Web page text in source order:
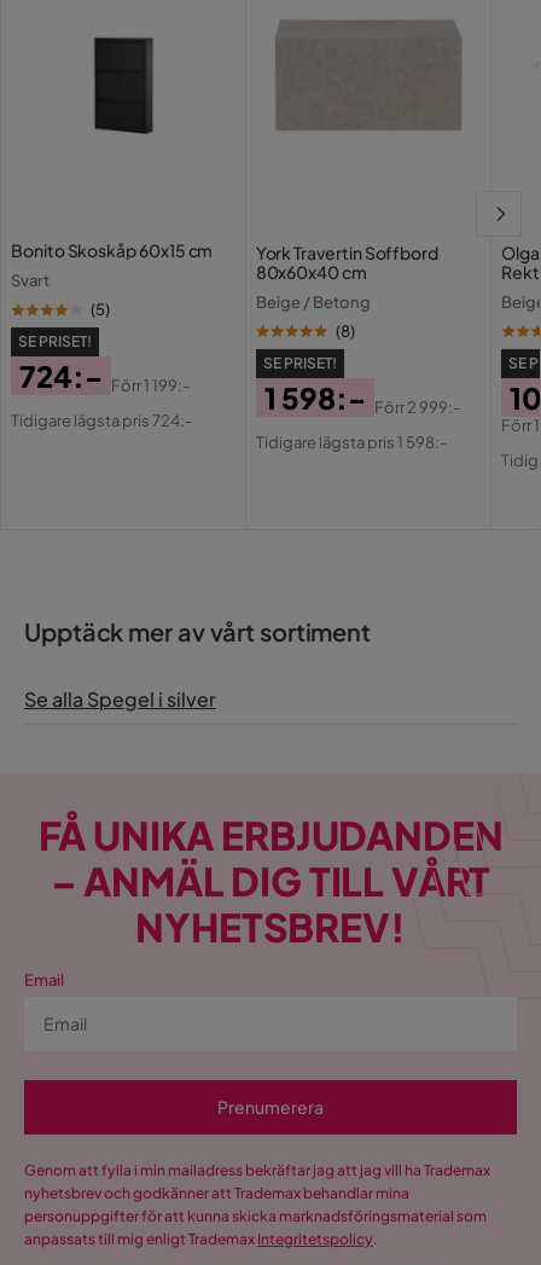
Bonito Skoskåp 60x15 cm
Svart
(5)
SE PRISET!
Pris
724:-
Original
Förr1 199:-
Tidigare lägsta pris 724:-
York Travertin Soffbord
80x60x40 cm
Beige / Betong
(8)
SE PRISET!
Pris
1 598:-
Original
Förr2 999:-
Tidigare lägsta pris 1 598:-
SE
Förr
Upptäck mer av vårt sortiment
Se alla Spegel i silver
FÅ UNIKA ERBJUDANDEN
– ANMÄL DIG TILL VÅRT
NYHETSBREV!
Email
Prenumerera
Genom att fylla i min mailadress bekräftar jag att jag vill ha Trademax
nyhetsbrev och godkänner att Trademax behandlar mina
personuppgifter för att kunna skicka marknadsföringsmaterial som
anpassats till mig enligt Trademax Integritetspolicy.